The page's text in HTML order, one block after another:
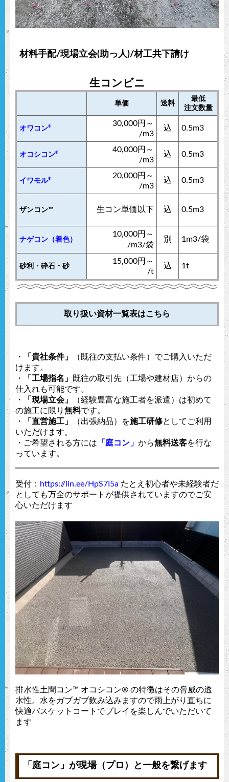
材料手配/現場立会(助っ人)/材工共下請け
生コンビニ
単価 送料
最低
注文数量
オワコン®
30,000円～
/m3
込 0.5m3
オコシコン®
40,000円～
/m3
込 0.5m3
イワモル®
20,000円～
/m3
込 0.5m3
ザンコン™︎ 生コン単価以下 込 0.5m3
ナゲコン（着色）
10,000円～
/m3/袋
別 1m3/袋
砂利・砕石・砂
15,000円～
/t
込 1t
取り扱い資材一覧表はこちら
・ 「貴社条件」
（既往の支払い条件）でご購入いただ
けます。
・
「工場指名」
既往の取引先（工場や建材店）からの
仕入れも可能です。
・
「現場立会」
（経験豊富な施工者を派遣）は初めて
の施工に限り 無料です。
・
「直営施工」 （出張納品）を施工研修としてご利用
いただけます。
・ご希望される方には 「庭コン」 から無料送客を行な
っています。
受付： https://lin.ee/HpS7I5a たとえ初心者や未経験者だ
としても万全のサポートが提供されていますのでご安
心いただけます
排水性土間コン™︎ オコシコン®︎ の特徴はその脅威の透
水性。水をガブガブ飲み込みますので雨上がり直ちに
快適バスケットコートでプレイを楽しんでいただいて
ます
「庭コン」が現場（プロ）と一般を繋げます